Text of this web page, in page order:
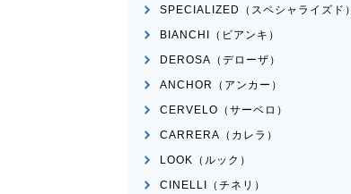
DAHONMAKO 2021年モデ
ル
買取価格
¥
SPECIALIZED（スペシャライズド）
BIANCHI（ビアンキ）
DEROSA（デローザ）
ANCHOR（アンカー）
CERVELO（サーベロ）
CARRERA（カレラ）
LOOK（ルック）
CINELLI（チネリ）